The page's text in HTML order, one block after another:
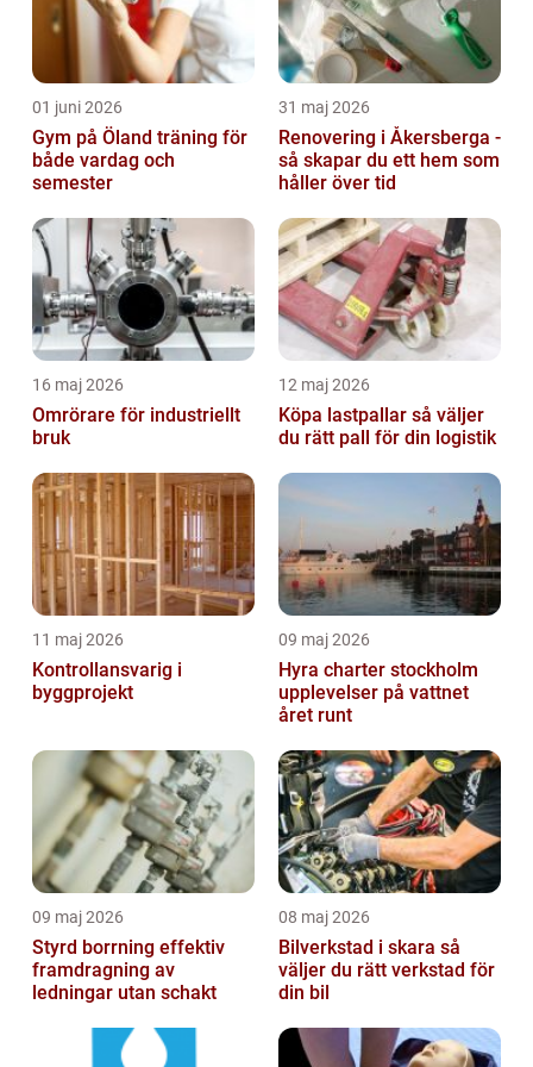
01 juni 2026
Gym på Öland träning för
både vardag och
semester
31 maj 2026
Renovering i Åkersberga -
så skapar du ett hem som
håller över tid
16 maj 2026
Omrörare för industriellt
bruk
12 maj 2026
Köpa lastpallar så väljer
du rätt pall för din logistik
11 maj 2026
Kontrollansvarig i
byggprojekt
09 maj 2026
Hyra charter stockholm
upplevelser på vattnet
året runt
09 maj 2026
Styrd borrning effektiv
framdragning av
ledningar utan schakt
08 maj 2026
Bilverkstad i skara så
väljer du rätt verkstad för
din bil